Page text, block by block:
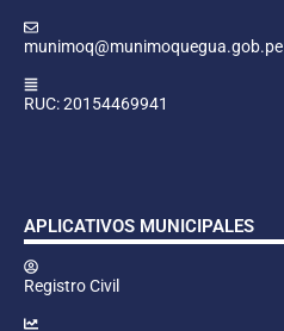
munimoq@munimoquegua.gob.pe
RUC: 20154469941
APLICATIVOS MUNICIPALES
Registro Civil